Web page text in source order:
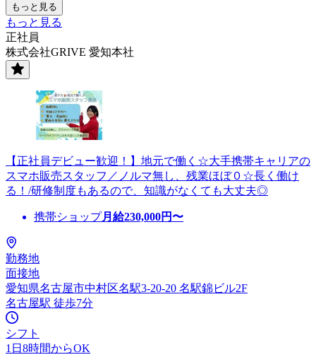
もっと見る
もっと見る
正社員
株式会社GRIVE 愛知本社
【正社員デビュー歓迎！】地元で働く☆大手携帯キャリアの
スマホ販売スタッフ／ノルマ無し、残業ほぼ０☆長く働け
る！/研修制度もあるので、知識がなくても大丈夫◎
携帯ショップ月給230,000円〜
勤務地
面接地
愛知県名古屋市中村区名駅3-20-20 名駅錦ビル2F
名古屋駅 徒歩7分
シフト
1日8時間からOK